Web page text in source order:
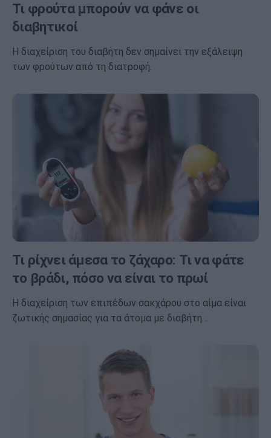
Τι φρούτα μπορούν να φάνε οι
διαβητικοί
Η διαχείριση του διαβήτη δεν σημαίνει την εξάλειψη
των φρούτων από τη διατροφή.
Τι ρίχνει άμεσα το ζάχαρο: Τι να φάτε
το βράδι, πόσο να είναι το πρωί
Η διαχείριση των επιπέδων σακχάρου στο αίμα είναι
ζωτικής σημασίας για τα άτομα με διαβήτη…